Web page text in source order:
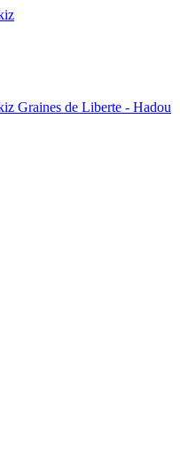
Graines de Liberte - Hadou